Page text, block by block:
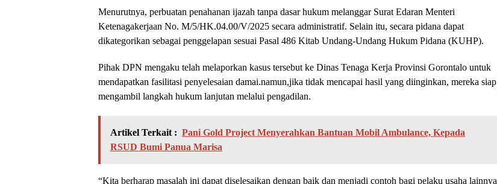
Menurutnya, perbuatan penahanan ijazah tanpa dasar hukum melanggar Surat Edaran Menteri
Ketenagakerjaan No. M/5/HK.04.00/V/2025 secara administratif. Selain itu, secara pidana dapat
dikategorikan sebagai penggelapan sesuai Pasal 486 Kitab Undang-Undang Hukum Pidana (KUHP).
Pihak DPN mengaku telah melaporkan kasus tersebut ke Dinas Tenaga Kerja Provinsi Gorontalo untuk
mendapatkan fasilitasi penyelesaian damai.namun,jika tidak mencapai hasil yang diinginkan, mereka siap
mengambil langkah hukum lanjutan melalui pengadilan.
Artikel Terkait : Pani Gold Project Menyerahkan Bantuan Mobil Ambulance, Kepada
RSUD Bumi Panua Marisa
“Kita berharap masalah ini dapat diselesaikan dengan baik dan menjadi contoh bagi pelaku usaha lainnya